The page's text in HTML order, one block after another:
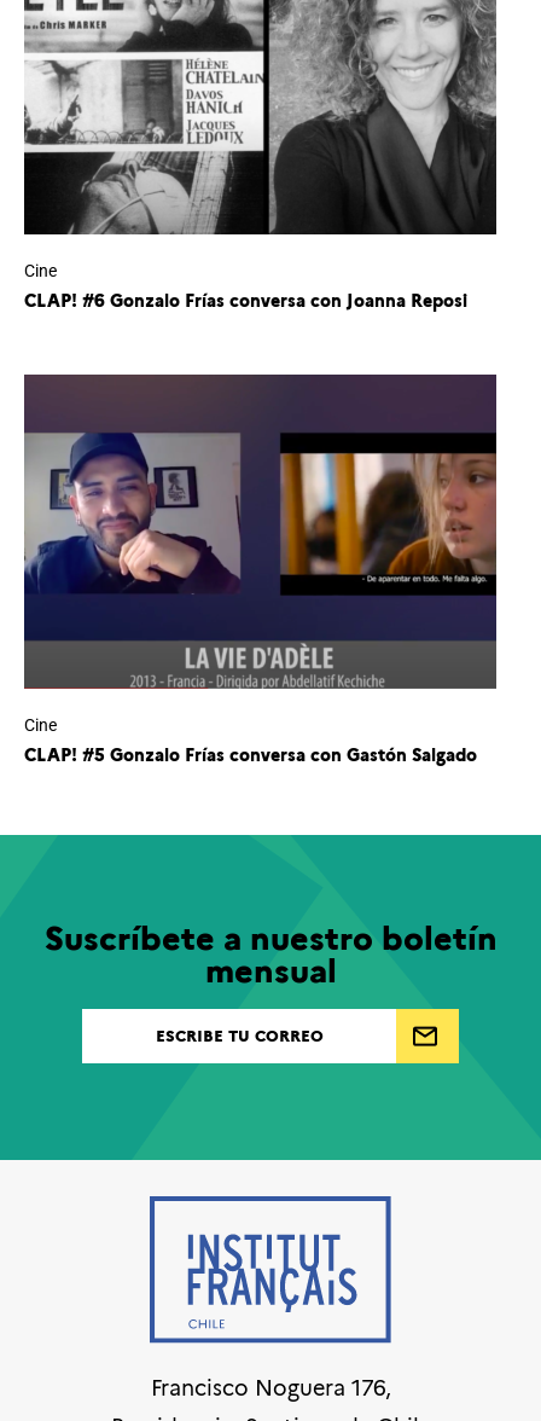
Cine
CLAP! #6 Gonzalo Frías conversa con Joanna Reposi
Cine
CLAP! #5 Gonzalo Frías conversa con Gastón Salgado
Suscríbete a nuestro boletín
mensual
Francisco Noguera 176,